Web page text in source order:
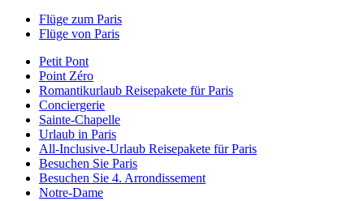
Flüge zum Paris
Flüge von Paris
Petit Pont
Point Zéro
Romantikurlaub Reisepakete für Paris
Conciergerie
Sainte-Chapelle
Urlaub in Paris
All-Inclusive-Urlaub Reisepakete für Paris
Besuchen Sie Paris
Besuchen Sie 4. Arrondissement
Notre-Dame